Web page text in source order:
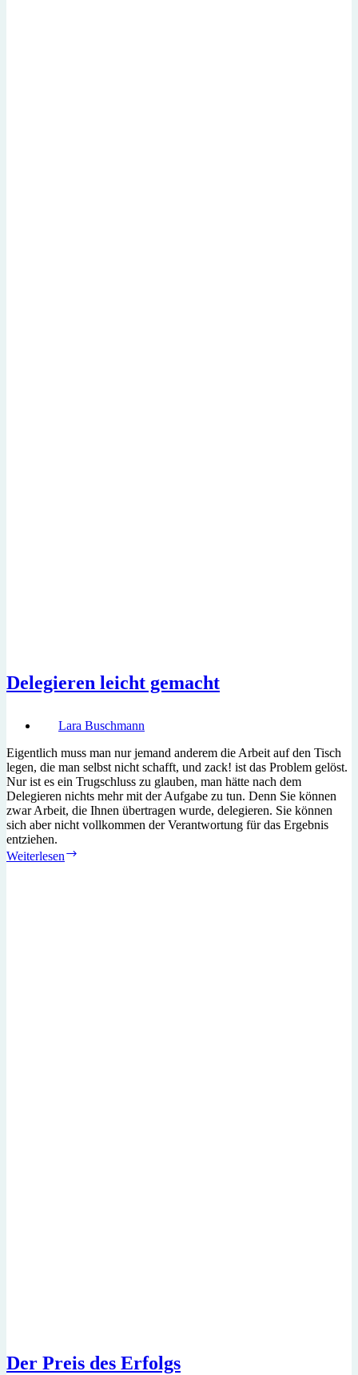
Delegieren leicht gemacht
Lara Buschmann
Eigentlich muss man nur jemand anderem die Arbeit auf den Tisch
legen, die man selbst nicht schafft, und zack! ist das Problem gelöst.
Nur ist es ein Trugschluss zu glauben, man hätte nach dem
Delegieren nichts mehr mit der Aufgabe zu tun. Denn Sie können
zwar Arbeit, die Ihnen übertragen wurde, delegieren. Sie können
sich aber nicht vollkommen der Verantwortung für das Ergebnis
entziehen.
Weiterlesen
Der Preis des Erfolgs